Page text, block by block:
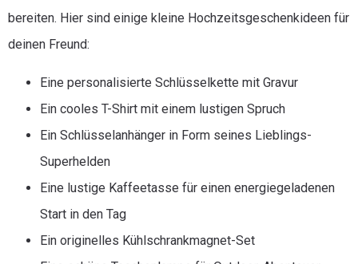
bereiten. Hier sind einige kleine Hochzeitsgeschenkideen für
deinen Freund:
Eine personalisierte Schlüsselkette mit Gravur
Ein cooles T-Shirt mit einem lustigen Spruch
Ein Schlüsselanhänger in Form seines Lieblings-
Superhelden
Eine lustige Kaffeetasse für einen energiegeladenen
Start in den Tag
Ein originelles Kühlschrankmagnet-Set